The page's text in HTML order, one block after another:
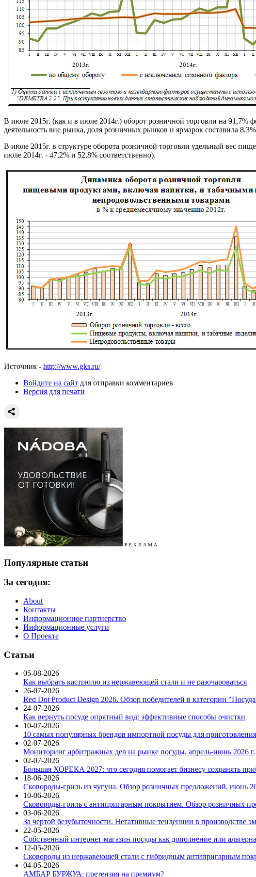
В июле 2015г. (как и в июле 2014г.) оборот розничной торговли на
деятельность вне рынка, доля розничных рынков и ярмарок составила
В июле 2015г. в структуре оборота розничной торговли удельный вес
июле 2014г. - 47,2% и 52,8% соответственно).
Источник - http://www.gks.ru/
Войдите на сайт для отправки комментариев
Версия для печати
Р Е К Л А М А
Популярные статьи
За сегодня:
About
Контакты
Информационное партнерство
Информационные услуги
О Проекте
Статьи
05-08-2026
Как выбрать кастрюлю из нержавеющей стали и не разочароваться
26-07-2026
Red Dot Product Design 2026. Обзор победителей в категории
24-07-2026
Как вернуть посуде опрятный вид: эффективные способы очистки
10-07-2026
10 самых популярных брендов импортной посуды для
02-07-2026
Мониторинг арбитражных дел на рынке посуды, апрель-июнь 2026 г.
02-07-2026
Большая ХОРЕКА 2027: что сегодня помогает бизнесу сохранять
18-06-2026
Сковороды-гриль из чугуна. Обзор розничных предложений, июнь
10-06-2026
Сковороды-гриль с антипригарным покрытием. Обзор розничных
03-06-2026
За чертой безубыточности. Негативные тенденции в производстве
22-05-2026
Собственный интернет-магазин посуды как дополнение или
12-05-2026
Сковороды из нержавеющей стали с гибридным антипригарным
04-05-2026
АМБАР БУРЖУА: претензия на премиум?